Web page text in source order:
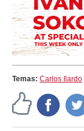
Temas: Carlos Ilardo